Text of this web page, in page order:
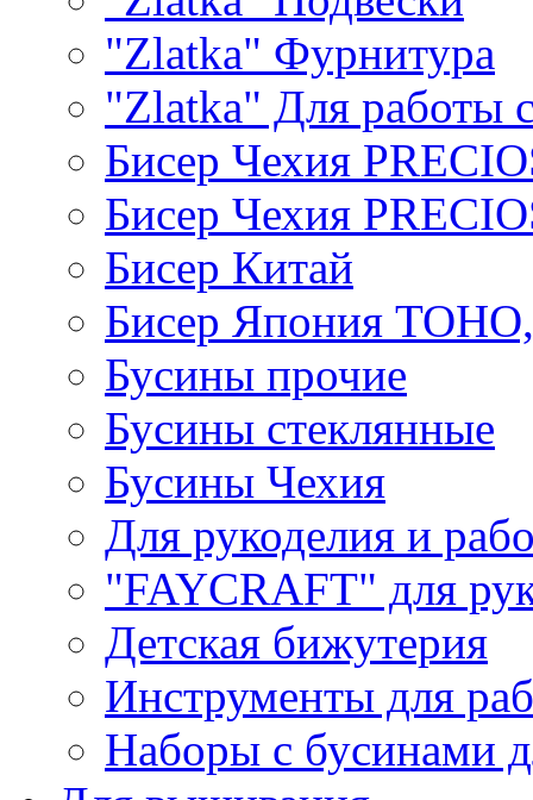
"Zlatka" Фурнитура
"Zlatka" Для работы
Бисер Чехия
Бисер Чехия
Бисер Китай
Бисер Япония
Бусины прочие
Бусины стеклянные
Бусины Чехия
Для рукоделия и
"FAYCRAFT" для
Детская бижутерия
Инструменты для
Наборы с бусинами